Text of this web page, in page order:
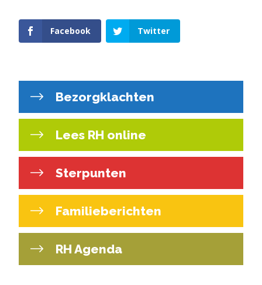
Facebook Twitter
Bezorgklachten
Lees RH online
Sterpunten
Familieberichten
RH Agenda